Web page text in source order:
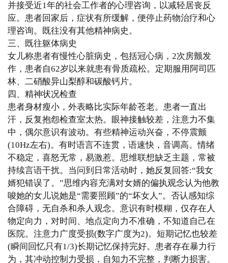
并接受近1年的社会工作者的心理咨询，以减轻居丧反
应。患者回家后，症状有所缓解，便停止药物治疗和心
理咨询。既往没有其他精神病史。
三、既往躯体病史
女儿称患者有慢性心脏病史，包括冠心病，2次房颤发
作，患者自62岁以来就患有骨质疏松。定期服用阿司匹
林、二硝酸异山梨醇和碳酸钙片。
四、精神状况检查
患者身材瘦小，外表略比实际年龄苍老。患者一直出
汗，反复抱怨检查室太热。眼神接触较差，注意力不集
中，偶尔意识有波动。有些精神运动兴奋，不停震颤
(10Hz左右)。有时语言不连贯，语速快，音调高。情绪
不稳定，喜怒无常，易激惹。思维联想缺乏主题，常被
持续言语干扰。当问到日常活动时，她反复回答:“我女
婿犯错误了。”思维内容充满对女婿的偏执观念认为他教
唆她的女儿说她是“需要照顾”的“坏女人”。否认感知综
合障碍，无自杀和杀人观念。意识有时模糊，仅存在人
物定向力，对时间、地点定向力不准确，不知道自己在
医院。注意力广度受损(数字广度为2)。短期记忆也较差
(瞬间回忆只有1/3)长期记忆保持完好。患者存在暴力行
为，其冲动控制力受损，自知力不完整，判断力损害。